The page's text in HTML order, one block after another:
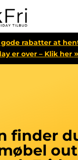
gode rabatter at
er over – Klik her »
finder